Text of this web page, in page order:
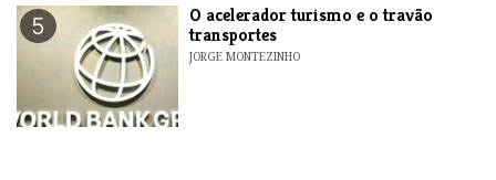
5
O acelerador turismo e o travão
transportes
JORGE MONTEZINHO